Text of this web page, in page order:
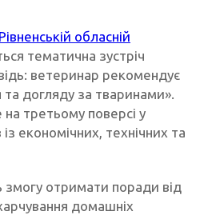
Рівненській обласній
тематична зустріч
ветеринар рекомендує
догляду за тваринами».
третьому поверсі у
економічних, технічних та
отримати поради від
домашніх